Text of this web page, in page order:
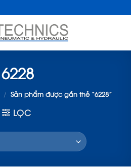
6228
/ Sản phẩm được gắn thẻ “6228”
LỌC